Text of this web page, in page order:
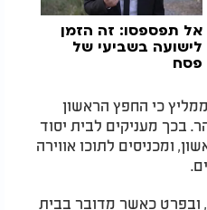
אל תפספסו: זה הזמן
לישועה בשביעי של
פסח
כי החפץ הראשון
בכך מעניקים לבית יסוד
ומכניסים לתוכו אווירה
ובפרט כאשר מדובר בבית